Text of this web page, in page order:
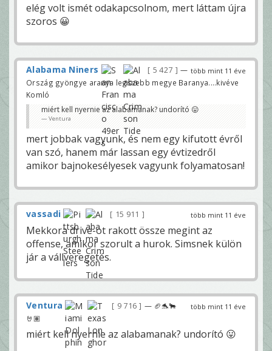
elég volt ismét odakapcsolnom, mert láttam újra
szoros 😀
több mint 11 éve
Alabama Niners 5 427
—
Ország gyöngye aranya legszebb megye Baranya....kivéve
Komló
miért kell nyernie az alabamanak? undorító 😛
Ventura
mert jobbak vagyunk, és nem egy kifutott évről
van szó, hanem már lassan egy évtizedről
amikor bajnokesélyesek vagyunk folyamatosan!
több mint 11 éve
vassadi 15 911
Mekkora drive-ot rakott össze megint az
offense, amikor szorult a hurok. Simsnek külön
jár a vállveregetés.
több mint 11 éve
Ventura 9 716
— 🏈🐬🐂
🤘🏽
miért kell nyernie az alabamanak? undorító 😛